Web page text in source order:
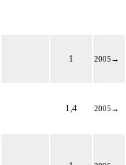
1 2005 →
1,4 2005 →